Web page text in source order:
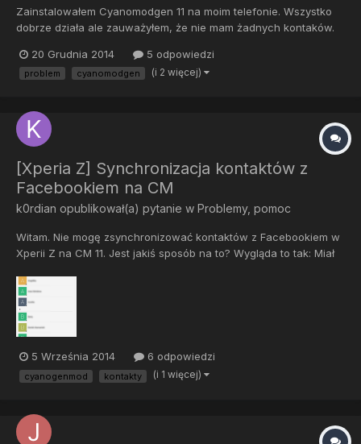
Zainstalowałem Cyanomodgen 11 na moim telefonie. Wszystko
dobrze działa ale zauważyłem, że nie mam żadnych kontaków.
ich nie usuwały. Jak je przywrócić? ,,Importuj z karty Sim'' nie
działa.
20 Grudnia 2014 5 odpowiedzi
problem cyanomodgen (i 2 więcej)
[Xperia Z] Synchronizacja kontaktów z
Facebookiem na CM
k0rdian opublikował(a) pytanie w Problemy, pomoc
Witam. Nie mogę zsynchronizować kontaktów z Facebookiem w
Xperii Z na CM 11. Jest jakiś sposób na to? Wygląda to tak: Miał
5 Września 2014 6 odpowiedzi
cyanogenmod kontakty (i 1 więcej)